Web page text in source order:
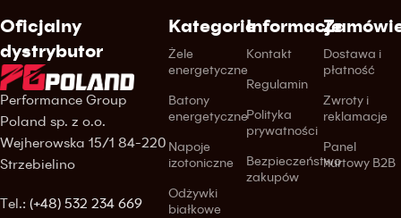
Oficjalny
dystrybutor
Performance Group
Poland sp. z o.o.
Wejherowska 15/1 84-220
Strzebielino
Tel.: (+48) 532 234 669
Kategorie
Żele
energetyczne
Batony
energetyczne
Napoje
izotoniczne
Odżywki
białkowe
Informacje
Kontakt
Regulamin
Polityka
prywatności
Bezpieczeństwo
zakupów
Dostawa i
płatność
Zwroty i
reklamacje
Panel
hurtowy B2B